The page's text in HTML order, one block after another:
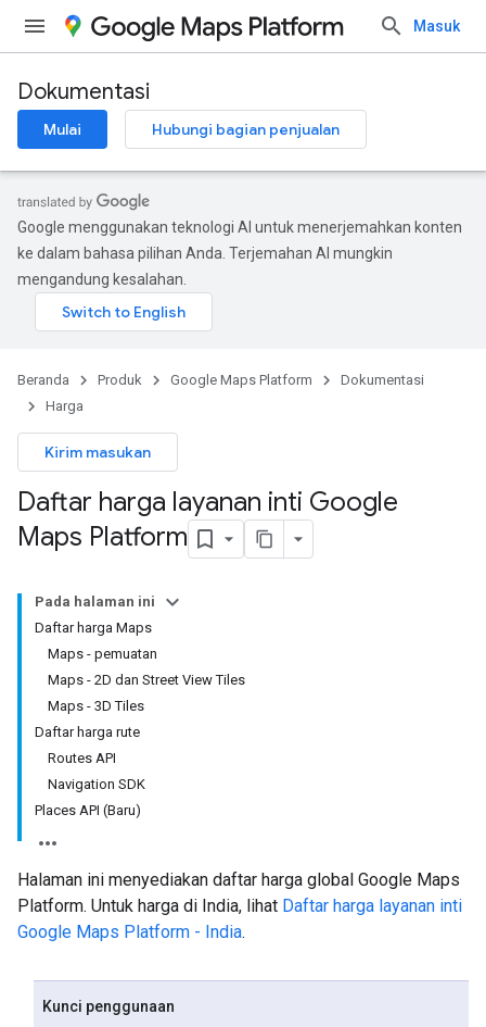
Masuk
Dokumentasi
Mulai Hubungi bagian penjualan
Google menggunakan teknologi AI untuk menerjemahkan konten
ke dalam bahasa pilihan Anda. Terjemahan AI mungkin
mengandung kesalahan.
Beranda Produk Google Maps Platform
Dokumentasi
Harga
Kirim masukan
Daftar harga layanan inti Google
Maps Platform
Pada halaman ini
Daftar harga Maps
Maps - pemuatan
Maps - 2D dan Street View Tiles
Maps - 3D Tiles
Daftar harga rute
Routes API
Navigation SDK
Places API (Baru)
Halaman ini menyediakan daftar harga global Google Maps
Platform. Untuk harga di India, lihat Daftar harga layanan inti
Google Maps Platform - India.
Kunci penggunaan